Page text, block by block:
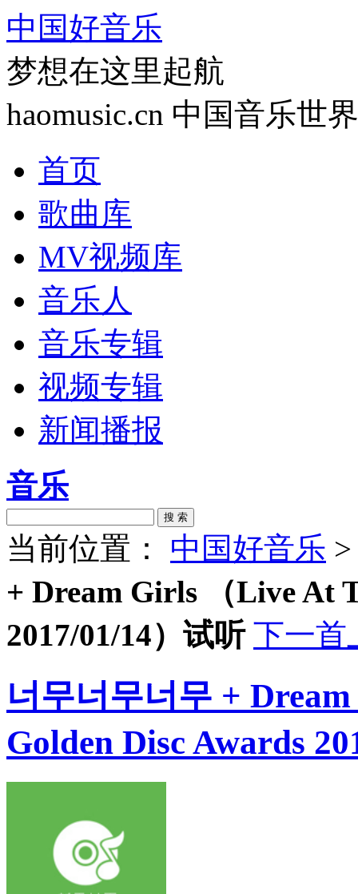
中国好音乐
梦想在这里起航
haomusic.cn 中国音乐世界
首页
歌曲库
MV视频库
音乐人
音乐专辑
视频专辑
新闻播报
音乐
搜 索
当前位置： 中国好音乐
+ Dream Girls （Live At
2017/01/14）试听 下一首
너무너무너무 +
Golden Disc Awards